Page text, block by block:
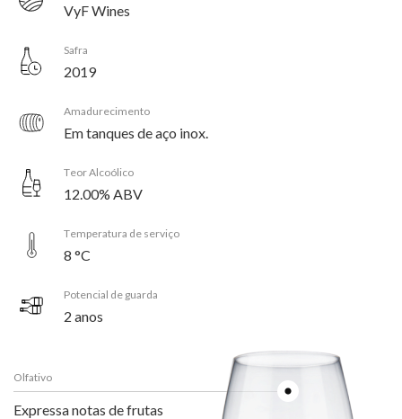
VyF Wines
Safra
2019
Amadurecimento
Em tanques de aço inox.
Teor Alcoólico
12.00% ABV
Temperatura de serviço
8 °C
Potencial de guarda
2 anos
Olfativo
Expressa notas de frutas